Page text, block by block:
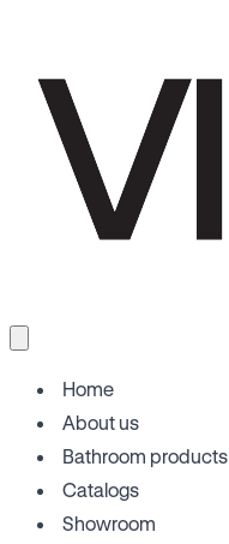
Home
About us
Bathroom products
Catalogs
Showroom